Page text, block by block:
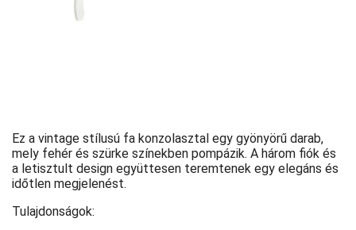
Ez a vintage stílusú fa konzolasztal egy gyönyörű darab,
mely fehér és szürke színekben pompázik. A három fiók és
a letisztult design együttesen teremtenek egy elegáns és
időtlen megjelenést.
Tulajdonságok: